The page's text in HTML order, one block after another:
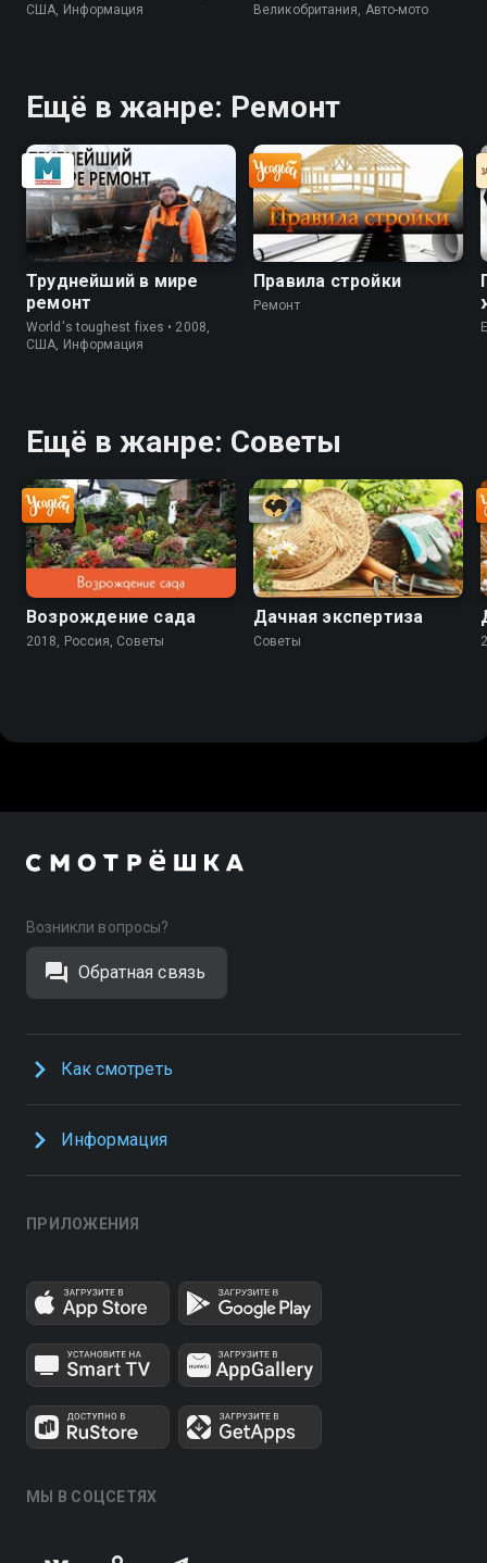
США, Информация
Великобритания, Авто-мото
Ещё в жанре: Ремонт
Труднейший в мире
ремонт
World's toughest fixes • 2008,
США, Информация
Правила стройки
Ремонт
Ещё в жанре: Советы
Возрождение сада
2018, Россия, Советы
Дачная экспертиза
Советы
Возникли вопросы?
Обратная связь
Как смотреть
Информация
ПРИЛОЖЕНИЯ
МЫ В СОЦСЕТЯХ